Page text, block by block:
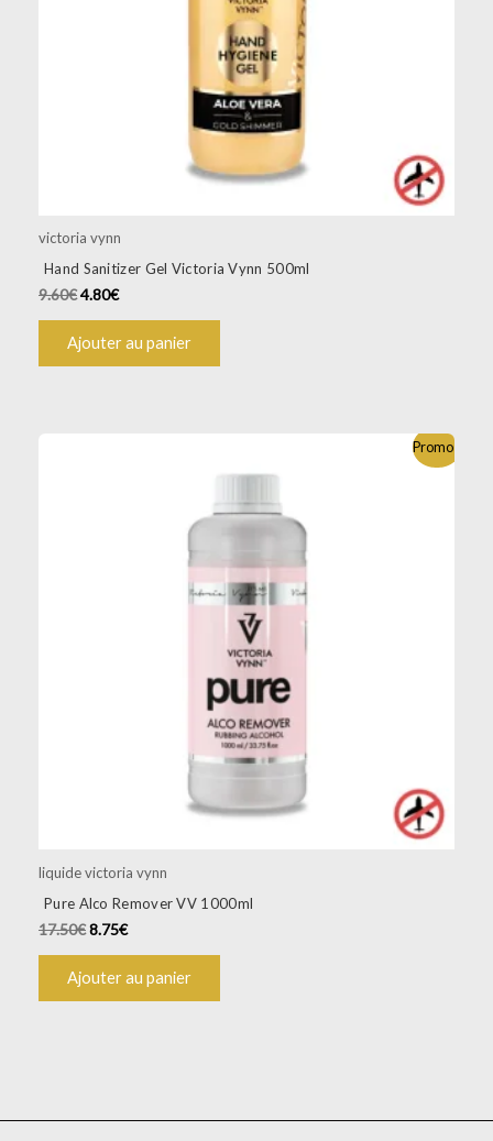
victoria vynn
Hand Sanitizer Gel Victoria Vynn 500ml
9.60€4.80€
Ajouter au panier
Promo !
liquide victoria vynn
Pure Alco Remover VV 1000ml
17.50€8.75€
Ajouter au panier